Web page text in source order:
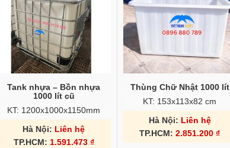
Tank nhựa – Bồn nhựa
1000 lít cũ
KT: 1200x1000x1150mm
Hà Nội: Liên hệ
TP.HCM: 1.591.473 ₫
Thùng Chữ Nhật 1000 lít
KT: 153x113x82 cm
Hà Nội: Liên hệ
TP.HCM:2.851.200₫